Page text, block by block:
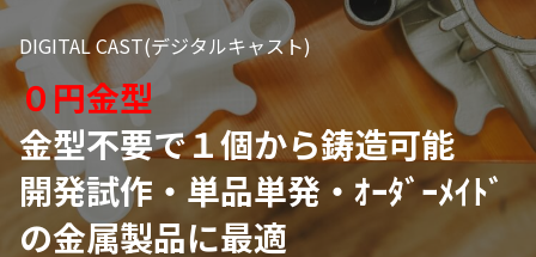
DIGITAL CAST(デジタルキャスト)
０円金型
金型不要で１個から鋳造可能
開発試作・単品単発・ｵｰﾀﾞｰﾒｲﾄﾞ
の金属製品に最適